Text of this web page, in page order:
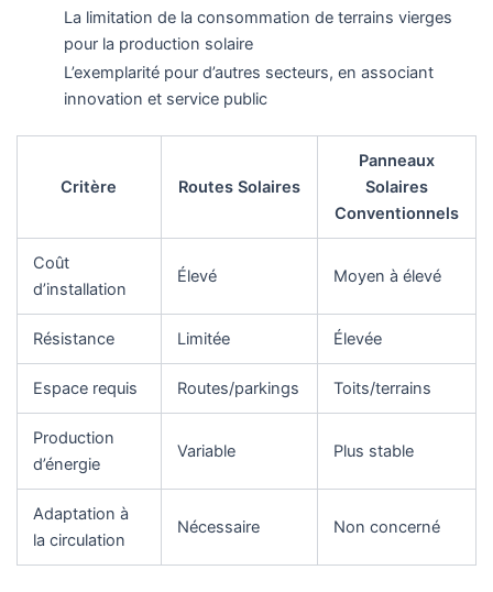
La limitation de la consommation de terrains vierges
pour la production solaire
L’exemplarité pour d’autres secteurs, en associant
innovation et service public
Critère Routes Solaires
Panneaux
Solaires
Conventionnels
Coût
d’installation
Élevé Moyen à élevé
Résistance Limitée Élevée
Espace requis Routes/parkings Toits/terrains
Production
d’énergie
Variable Plus stable
Adaptation à
la circulation
Nécessaire Non concerné